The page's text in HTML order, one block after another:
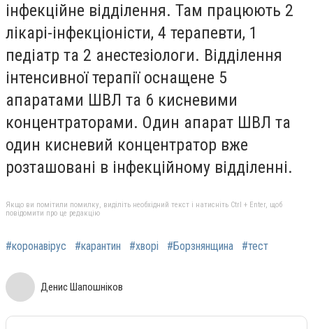
інфекційне відділення. Там працюють 2
лікарі-інфекціоністи, 4 терапевти, 1
педіатр та 2 анестезіологи. Відділення
інтенсивної терапії оснащене 5
апаратами ШВЛ та 6 кисневими
концентраторами. Один апарат ШВЛ та
один кисневий концентратор вже
розташовані в інфекційному відділенні.
Якщо ви помітили помилку, виділіть необхідний текст і натисніть Ctrl + Enter, щоб
повідомити про це редакцію
#коронавірус #карантин #хворі #Борзнянщина #тест
Денис Шапошніков